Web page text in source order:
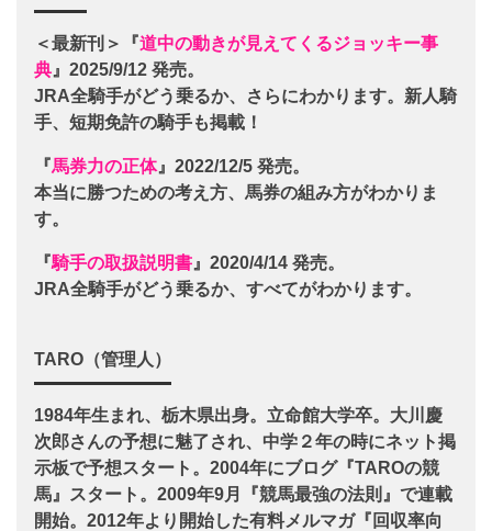
＜最新刊＞『道中の動きが見えてくるジョッキー事
典 』2025/9/12 発売。
JRA全騎手がどう乗るか、さらにわかります。新人騎
手、短期免許の騎手も掲載！
『馬券力の正体』2022/12/5 発売。
本当に勝つための考え方、馬券の組み方がわかりま
す。
『騎手の取扱説明書 』2020/4/14 発売。
JRA全騎手がどう乗るか、すべてがわかります。
TARO（管理人）
1984年生まれ、栃木県出身。立命館大学卒。大川慶
次郎さんの予想に魅了され、中学２年の時にネット掲
示板で予想スタート。2004年にブログ『TAROの競
馬』スタート。2009年9月『競馬最強の法則』で連載
開始。2012年より開始した有料メルマガ『回収率向